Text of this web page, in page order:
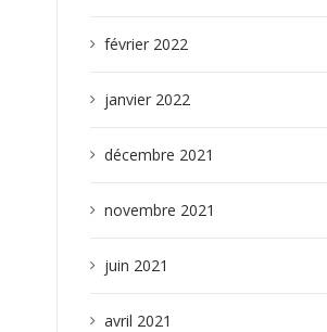
février 2022
janvier 2022
décembre 2021
novembre 2021
juin 2021
avril 2021